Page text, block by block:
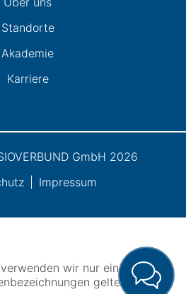
Standorte
Akademie
Karriere
GmbH 2026
Impressum
wir nur eine
gelten für alle